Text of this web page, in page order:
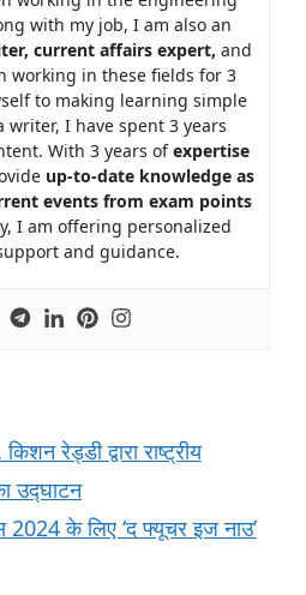
with my job, I am also an
current affairs expert, and
working in these fields for 3
to making learning simple
writer, I have spent 3 years
With 3 years ofexpertise
up-to-date knowledge as
events from exam points
I am offering personalized
and guidance.
रेड्डी द्वारा राष्ट्रीय
उद्घाटन
2024 के लिए ‘द फ्यूचर इज नाउ’